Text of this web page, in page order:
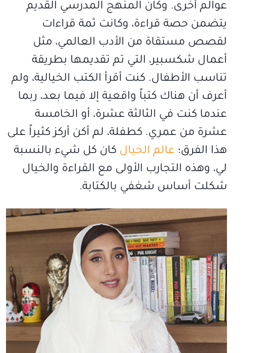
عوالم أخرى. وكان المنهج المدرسي القديم
يتضمن حصة قراءة، وكانت ثمة قراءات
لقصص مستقاة من الأدب العالمي، مثل
أعمال شكسبير، التي تم تقديمها بطريقة
تناسب الأطفال. كنت أقرأ الكتب الخيالية، ولم
أعرف أن هناك كتباً واقعية إلا فيما بعد، ربما
عندما كنت في الثالثة عشرة، أو الخامسة
عشرة من عمري. كطفلة، لم أكن أركز كثيراً على
هذا الفرق؛ عالم الخيال كان كل شيء بالنسبة
لي، وهذه التجارب الأولى مع القراءة والخيال
شكلت أساس شغفي بالكتابة.